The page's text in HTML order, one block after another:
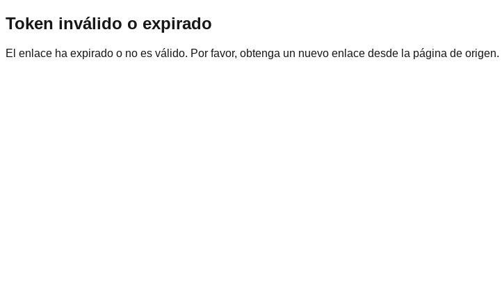
Token inválido o expirado
El enlace ha expirado o no es válido. Por favor, obtenga un nuevo enlace desde la página de origen.